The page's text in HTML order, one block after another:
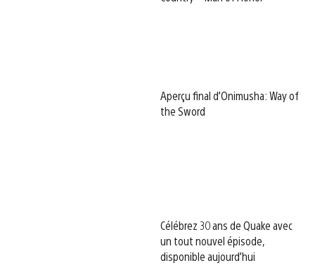
Aperçu final d’Onimusha: Way of
the Sword
Célébrez 30 ans de Quake avec
un tout nouvel épisode,
disponible aujourd’hui